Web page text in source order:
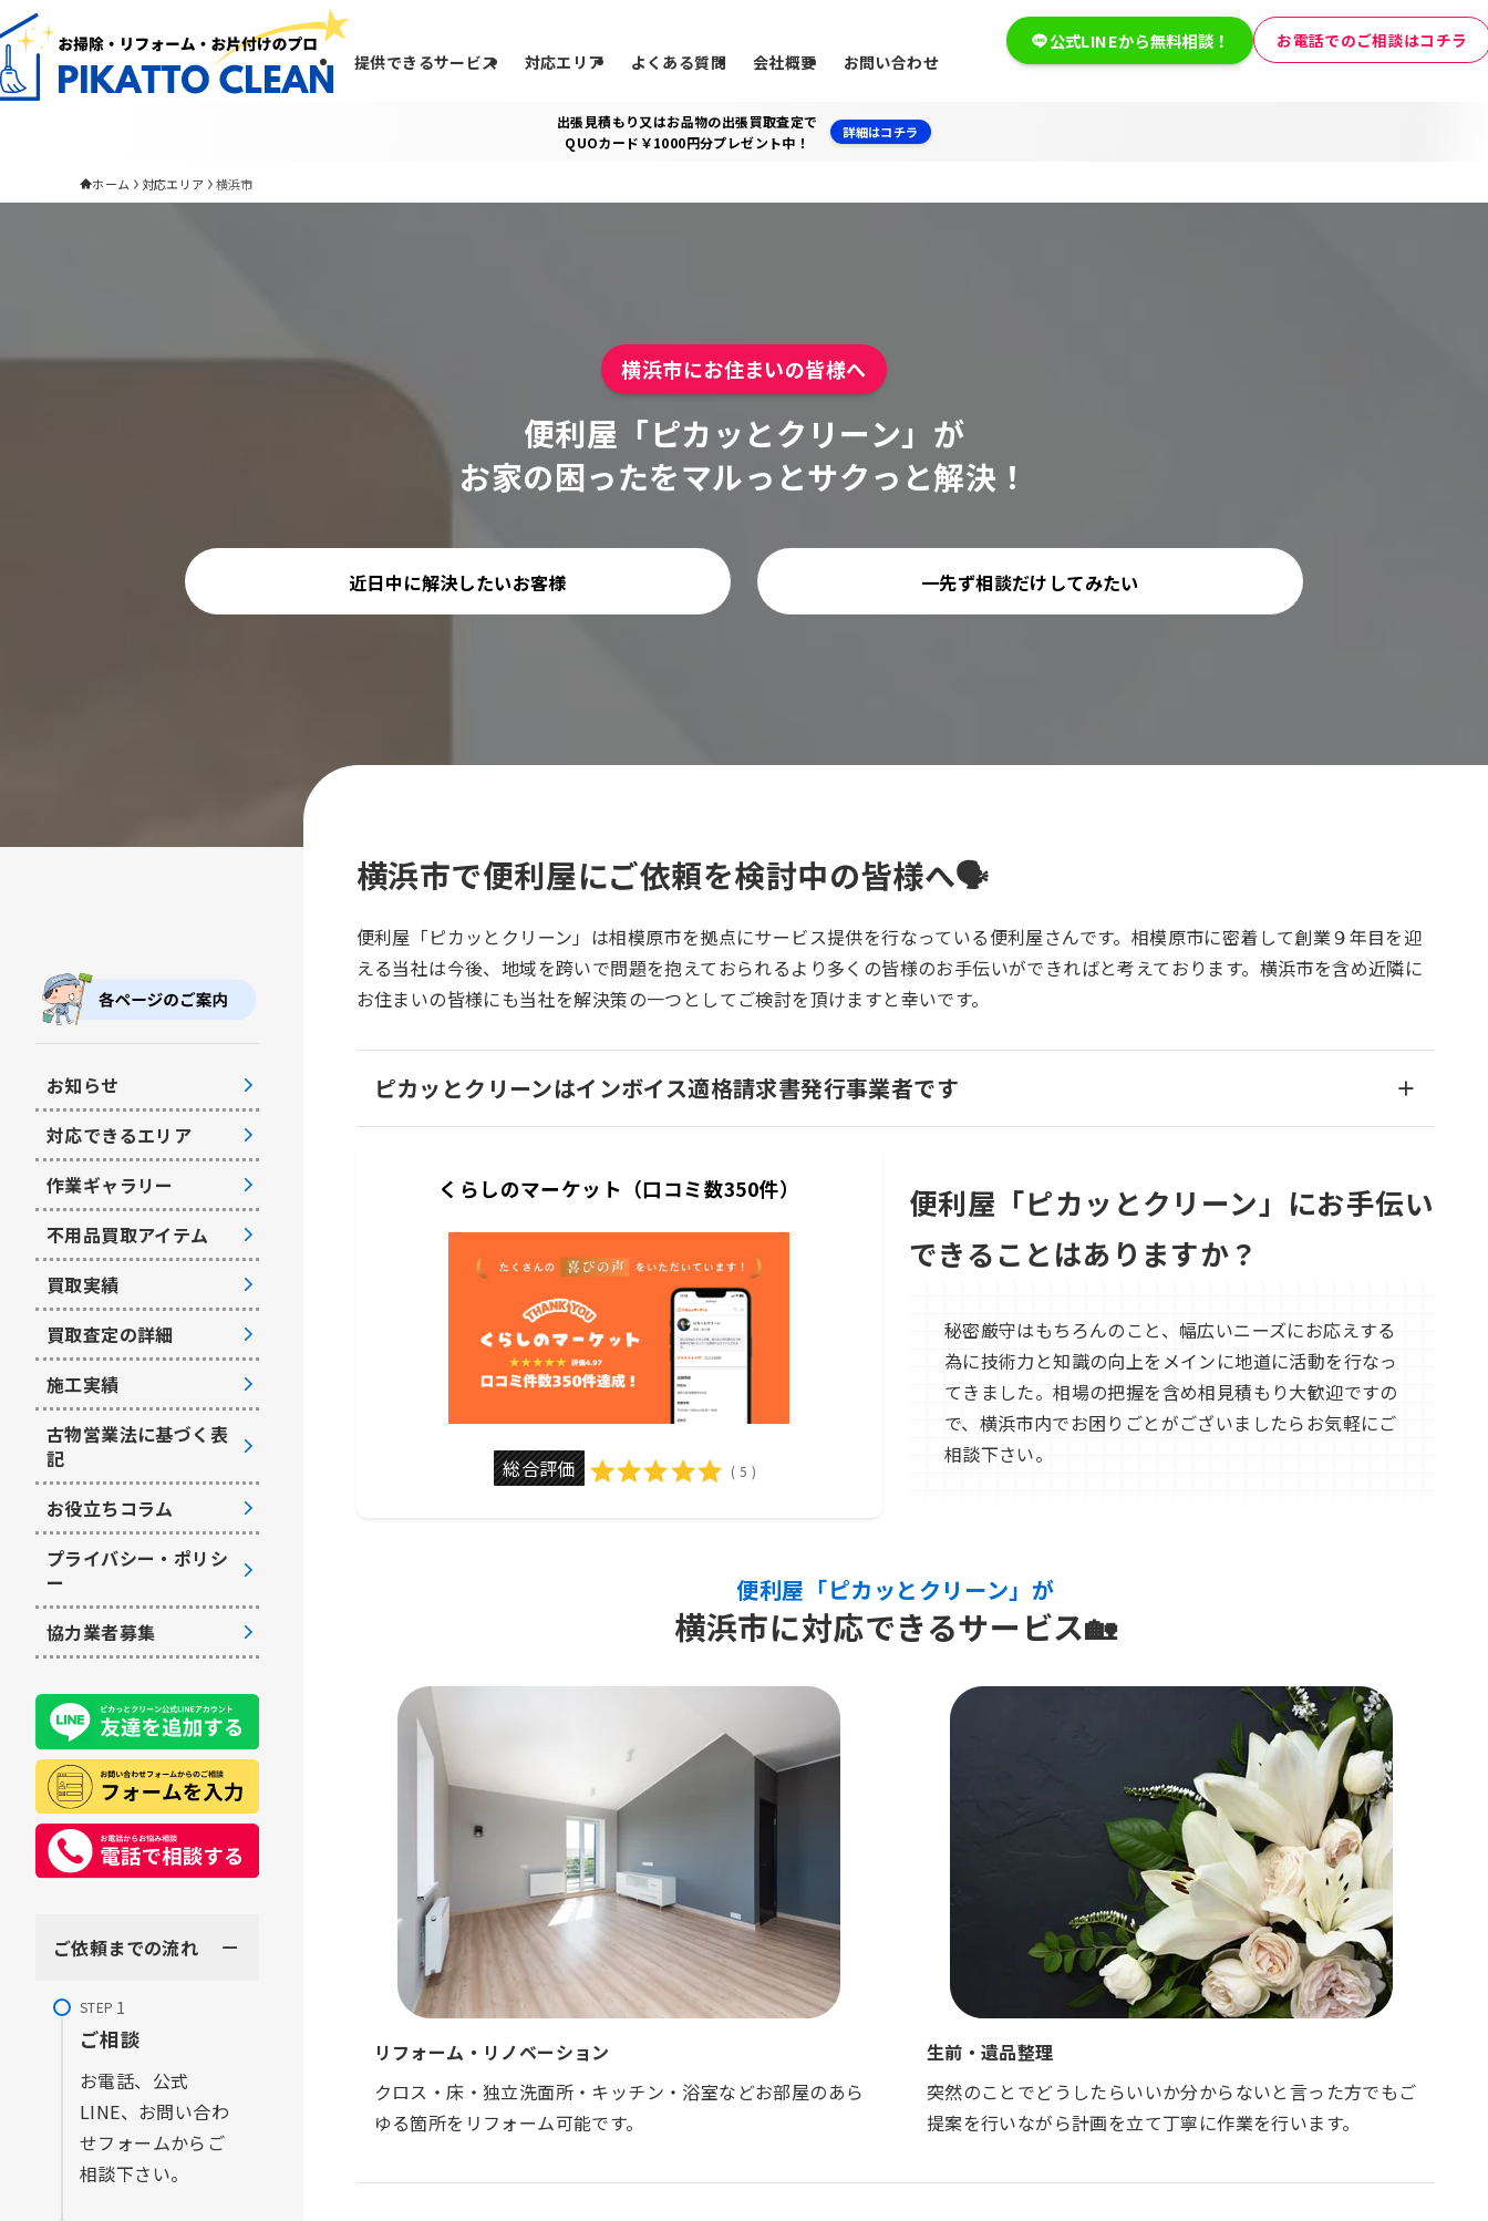
提供できるサービス 対応エリア よくある質問 会社概要 お問い合わせ
公式LINEから無料相談！ お電話でのご相談はコチラ
出張見積もり又はお品物の出張買取査定で
QUOカード￥1000円分プレゼント中！
詳細はコチラ
ホーム 対応エリア 横浜市
横浜市にお住まいの皆様へ
便利屋「ピカッとクリーン」が
お家の困ったをマルっとサクっと解決！
近日中に解決したいお客様 一先ず相談だけしてみたい
お知らせ
対応できるエリア
作業ギャラリー
不用品買取アイテム
買取実績
買取査定の詳細
施工実績
古物営業法に基づく表
記
お役立ちコラム
プライバシー・ポリシ
ー
協力業者募集
ご依頼までの流れ
STEP
ご相談
お電話、公式
LINE、お問い合わ
せフォームからご
相談下さい。
横浜市で便利屋にご依頼を検討中の皆様へ🗣️
便利屋「ピカッとクリーン」は相模原市を拠点にサービス提供を行なっている便利屋さんです。相模原市に密着して創業９年目を迎
える当社は今後、地域を跨いで問題を抱えておられるより多くの皆様のお手伝いができればと考えております。横浜市を含め近隣に
お住まいの皆様にも当社を解決策の一つとしてご検討を頂けますと幸いです。
ピカッとクリーンはインボイス適格請求書発行事業者です
くらしのマーケット（口コミ数350件）
総合評価 ( 5 )
便利屋「ピカッとクリーン」にお手伝い
できることはありますか？
秘密厳守はもちろんのこと、幅広いニーズにお応えする
為に技術力と知識の向上をメインに地道に活動を行なっ
てきました。相場の把握を含め相見積もり大歓迎ですの
で、横浜市内でお困りごとがございましたらお気軽にご
相談下さい。
便利屋「ピカッとクリーン」が
横浜市に対応できるサービス🏡
リフォーム・リノベーション
クロス・床・独立洗面所・キッチン・浴室などお部屋のあら
ゆる箇所をリフォーム可能です。
生前・遺品整理
突然のことでどうしたらいいか分からないと言った方でもご
提案を行いながら計画を立て丁寧に作業を行います。